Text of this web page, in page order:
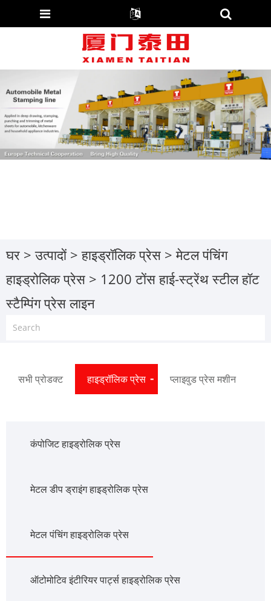
घर > उत्पादों>हाइड्रॉलिक प्रेस >मेटल पंचिंग
हाइड्रोलिक प्रेस > 1200 टोंस हाई-स्ट्रेंथ स्टील हॉट
स्टैम्पिंग प्रेस लाइन
सभी प्रोडक्ट हाइड्रॉलिक प्रेस प्लाइवुड प्रेस मशीन
कंपोजिट हाइड्रोलिक प्रेस
मेटल डीप ड्राइंग हाइड्रोलिक प्रेस
मेटल पंचिंग हाइड्रोलिक प्रेस
ऑटोमोटिव इंटीरियर पार्ट्स हाइड्रोलिक प्रेस